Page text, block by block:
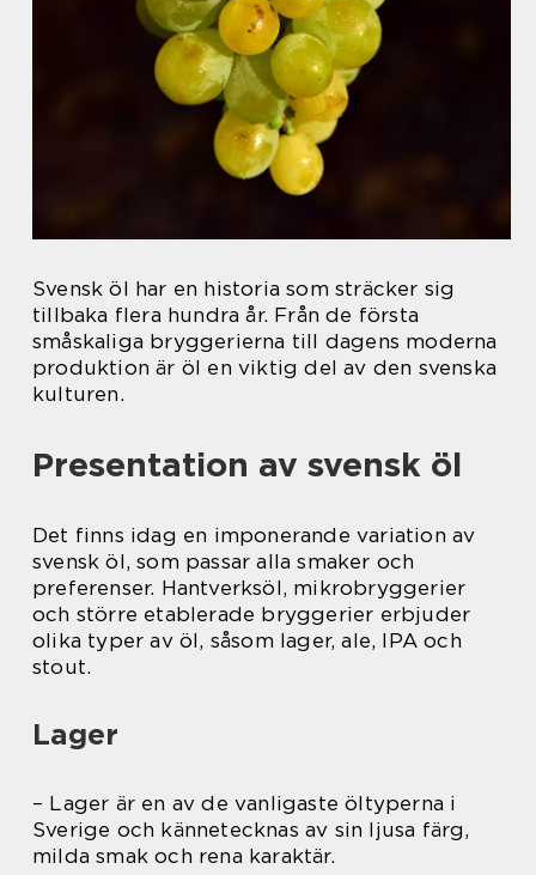
Svensk öl har en historia som sträcker sig
tillbaka flera hundra år. Från de första
småskaliga bryggerierna till dagens moderna
produktion är öl en viktig del av den svenska
kulturen.
Presentation av svensk öl
Det finns idag en imponerande variation av
svensk öl, som passar alla smaker och
preferenser. Hantverksöl, mikrobryggerier
och större etablerade bryggerier erbjuder
olika typer av öl, såsom lager, ale, IPA och
stout.
Lager
– Lager är en av de vanligaste öltyperna i
Sverige och kännetecknas av sin ljusa färg,
milda smak och rena karaktär.